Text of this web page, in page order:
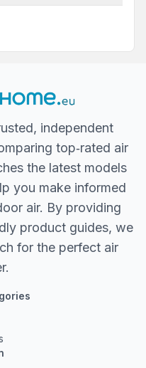
independent
top‐rated air
the latest models
you make informed
air. By providing
product guides, we
for the perfect air